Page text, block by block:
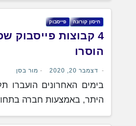
חיסון קורונה פייסבוק
4 קבוצות פייסבוק
הוסרו
דצמבר 20, 2020 מור בסן
בימים האחרונים הועברו
היתר, באמצעות חברה